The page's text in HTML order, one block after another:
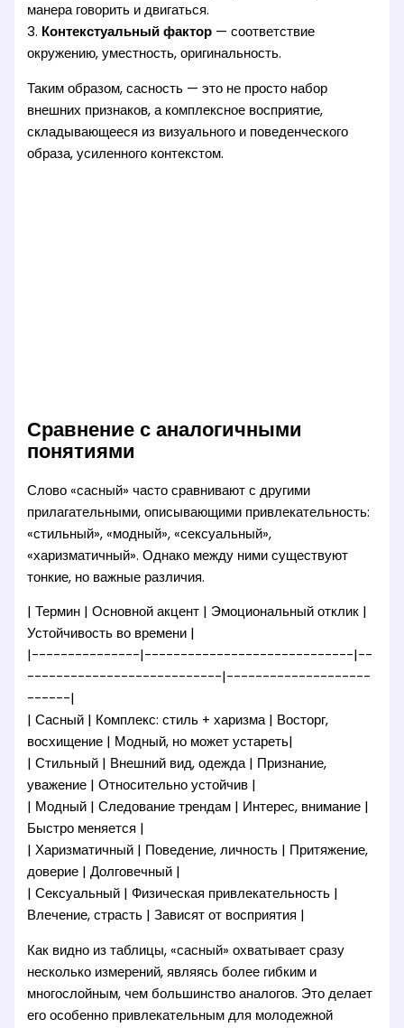
манера говорить и двигаться.
3. Контекстуальный фактор — соответствие
окружению, уместность, оригинальность.
Таким образом, сасность — это не просто набор
внешних признаков, а комплексное восприятие,
складывающееся из визуального и поведенческого
образа, усиленного контекстом.
Сравнение с аналогичными
понятиями
Слово «сасный» часто сравнивают с другими
прилагательными, описывающими привлекательность:
«стильный», «модный», «сексуальный»,
«харизматичный». Однако между ними существуют
тонкие, но важные различия.
| Термин | Основной акцент | Эмоциональный отклик |
Устойчивость во времени |
|---------------|-----------------------------|--
---------------------------|--------------------
------|
| Сасный | Комплекс: стиль + харизма | Восторг,
восхищение | Модный, но может устареть|
| Стильный | Внешний вид, одежда | Признание,
уважение | Относительно устойчив |
| Модный | Следование трендам | Интерес, внимание |
Быстро меняется |
| Харизматичный | Поведение, личность | Притяжение,
доверие | Долговечный |
| Сексуальный | Физическая привлекательность |
Влечение, страсть | Зависят от восприятия |
Как видно из таблицы, «сасный» охватывает сразу
несколько измерений, являясь более гибким и
многослойным, чем большинство аналогов. Это делает
его особенно привлекательным для молодежной